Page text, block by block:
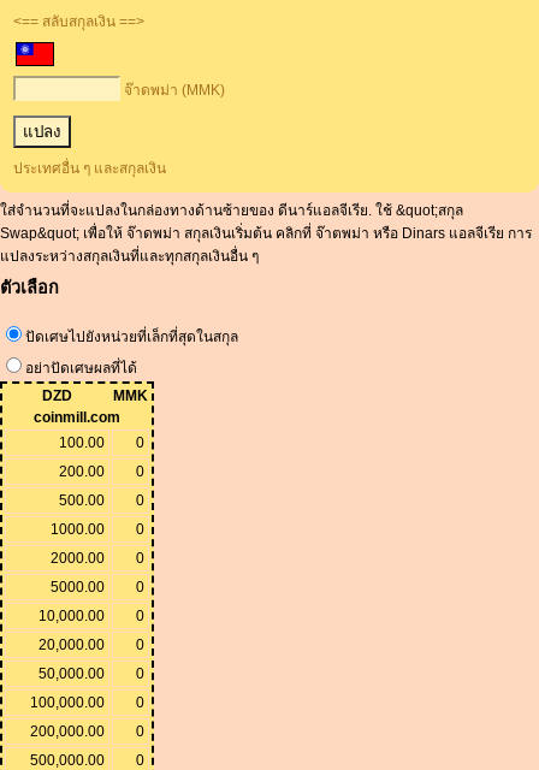
<== สลับสกุลเงิน ==>
จ๊าดพม่า (MMK)
ประเทศอื่น ๆ และสกุลเงิน
ใส่จำนวนที่จะแปลงในกล่องทางด้านซ้ายของ ดีนาร์แอลจีเรีย. ใช้ &quot;สกุล
Swap&quot; เพื่อให้ จ๊าดพม่า สกุลเงินเริ่มต้น คลิกที่ จ๊าตพม่า หรือ Dinars แอลจีเรีย การ
แปลงระหว่างสกุลเงินที่และทุกสกุลเงินอื่น ๆ
ตัวเลือก
ปัดเศษไปยังหน่วยที่เล็กที่สุดในสกุล
อย่าปัดเศษผลที่ได้
DZD
MMK
coinmill.com
100.00
0
200.00
0
500.00
0
1000.00
0
2000.00
0
5000.00
0
10,000.00
0
20,000.00
0
50,000.00
0
100,000.00
0
200,000.00
0
500,000.00
0